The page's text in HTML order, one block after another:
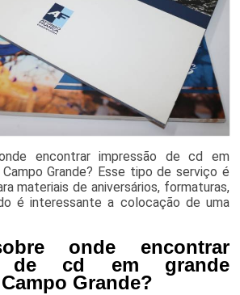
encontrar impressão de cd em
Grande? Esse tipo de serviço é
materiais de aniversários, formaturas,
é interessante a colocação de uma
onde encontrar
de cd em grande
Grande?